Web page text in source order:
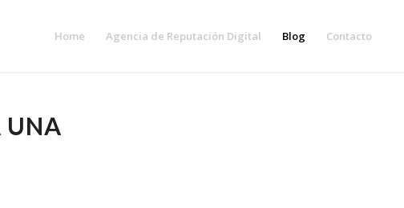
Home Agencia de Reputación Digital Blog Contacto
UNA